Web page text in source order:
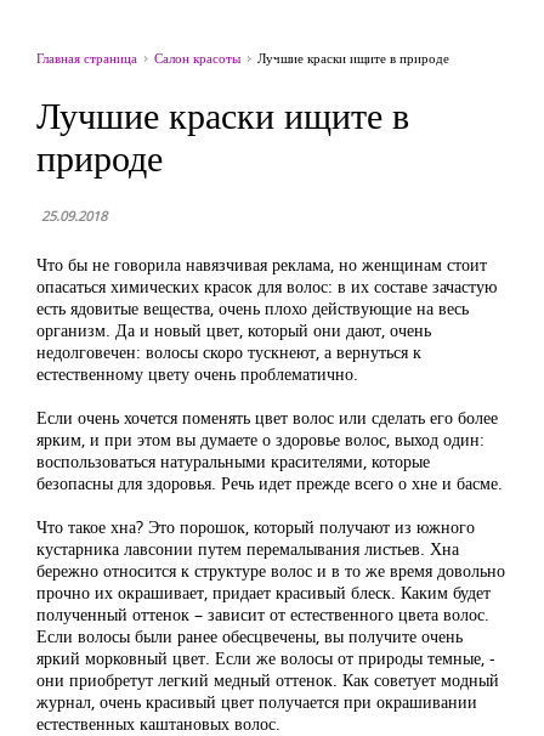
Главная страница Салон красоты Лучшие краски ищите в природе
Лучшие краски ищите в
природе
25.09.2018
Что бы не говорила навязчивая реклама, но женщинам стоит
опасаться химических красок для волос: в их составе зачастую
есть ядовитые вещества, очень плохо действующие на весь
организм. Да и новый цвет, который они дают, очень
недолговечен: волосы скоро тускнеют, а вернуться к
естественному цвету очень проблематично.
Если очень хочется поменять цвет волос или сделать его более
ярким, и при этом вы думаете о здоровье волос, выход один:
воспользоваться натуральными красителями, которые
безопасны для здоровья. Речь идет прежде всего о хне и басме.
Что такое хна? Это порошок, который получают из южного
кустарника лавсонии путем перемалывания листьев. Хна
бережно относится к структуре волос и в то же время довольно
прочно их окрашивает, придает красивый блеск. Каким будет
полученный оттенок – зависит от естественного цвета волос.
Если волосы были ранее обесцвечены, вы получите очень
яркий морковный цвет. Если же волосы от природы темные, -
они приобретут легкий медный оттенок. Как советует модный
журнал, очень красивый цвет получается при окрашивании
естественных каштановых волос.